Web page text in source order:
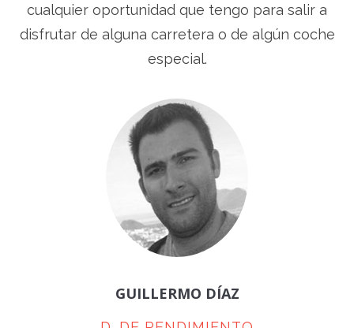
cualquier oportunidad que tengo para salir a
disfrutar de alguna carretera o de algún coche
especial.
GUILLERMO DÍAZ